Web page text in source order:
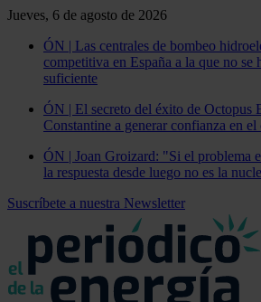
Jueves, 6 de agosto de 2026
ÓN | Las centrales de bombeo
competitiva en España a la que no se
suficiente
ÓN | El secreto del éxito de Octopus
Constantine a generar confianza en el
ÓN | Joan Groizard: "Si el problema
la respuesta desde luego no es la
Suscríbete a nuestra Newsletter